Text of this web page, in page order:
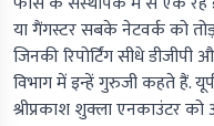
या गैंगस्टर सबके नेटवर्क को
जिनकी रिपोर्टिंग सीधे डीजीपी
विभाग में इन्हें गुरुजी कहते हैं.
श्रीप्रकाश शुक्ला एनकाउंटर